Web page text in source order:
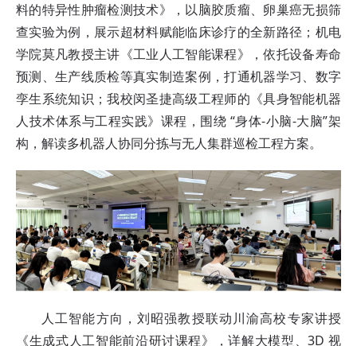
料的特异性肿瘤检测技术》，以脑胶质瘤、卵巢癌无损筛
查实验为例，展示超材料赋能临床诊疗的全新路径；机电
学院莫凡教授主讲《工业人工智能课程》，依托设备寿命
预测、生产线质检等真实制造案例，打通机器学习、数字
孪生系统知识；我校闵圣捷高级工程师的《具身智能机器
人技术体系与工程实践》课程，围绕 “身体-小脑-大脑”架
构，解读多机器人协同分拣与无人集群巡检工程方案。
人工智能方向，刘昭强教授联动川渝高校专家讲授
《生成式人工智能前沿研讨课程》，详解大模型、3D 视